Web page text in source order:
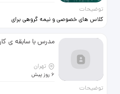
توضیحات
کلاس های خصوصی و نیمه گروهی برای
دوازدهم تقویت و بهبود مهارت های
خواندن برای هفتمی ها مکالمه و
تضمینی
مدرس با سابقه ی کار با کودک و مهد
تهران
6 روز پیش
توضیحات